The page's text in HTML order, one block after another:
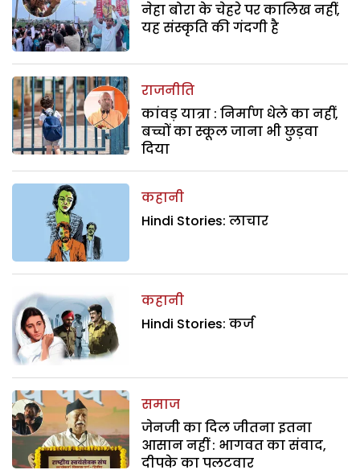
नेहा बोरा के चेहरे पर कालिख नहीं,
यह संस्कृति की गंदगी है
राजनीति
कांवड़ यात्रा : निर्माण धेले का नहीं,
बच्चों का स्कूल जाना भी छुड़वा
दिया
कहानी
Hindi Stories: लाचार
कहानी
Hindi Stories: कर्ज
समाज
जेनजी का दिल जीतना इतना
आसान नहीं : भागवत का संवाद,
दीपके का पलटवार